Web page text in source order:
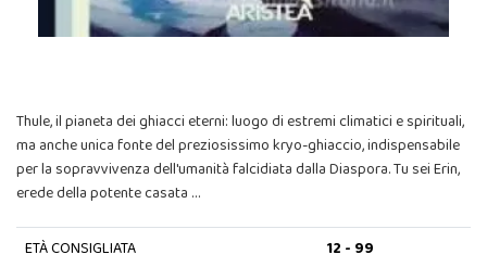
Thule, il pianeta dei ghiacci eterni: luogo di estremi climatici e spirituali,
ma anche unica fonte del preziosissimo kryo-ghiaccio, indispensabile
per la sopravvivenza dell'umanità falcidiata dalla Diaspora. Tu sei Erin,
erede della potente casata …
ETÀ CONSIGLIATA 12 - 99